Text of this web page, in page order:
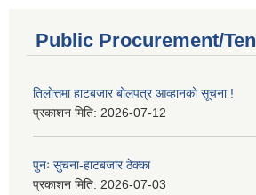
Public Procurement/
तिलोत्तमा हाटबजार बोलपत्र आव्हानको सूचना !
प्रकाशन मिति: 2026-07-12
पुनः सुचना-हाटबजार ठेक्का
प्रकाशन मिति: 2026-07-03